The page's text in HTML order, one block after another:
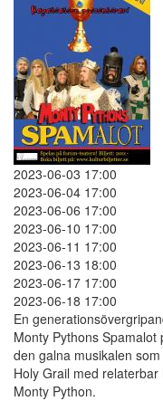
2023-06-03 17:00
2023-06-04 17:00
2023-06-06 17:00
2023-06-10 17:00
2023-06-11 17:00
2023-06-13 18:00
2023-06-17 17:00
2023-06-18 17:00
En
Monty Pythons
den galna musikalen
Holy Grail med
Monty Python.